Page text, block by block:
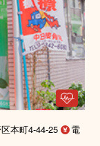
本町4-44-25
電